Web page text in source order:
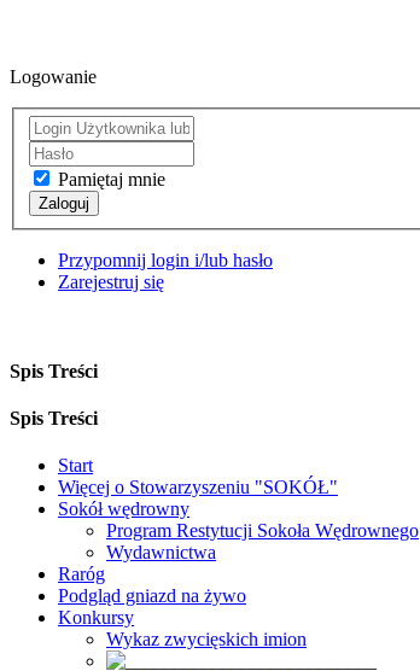
Logowanie
Pamiętaj mnie
Zaloguj
Przypomnij login i/lub hasło
Zarejestruj się
Spis Treści
Spis Treści
Start
Więcej o Stowarzyszeniu "SOKÓŁ"
Sokół wędrowny
Program Restytucji Sokoła Wędrownego
Wydawnictwa
Raróg
Podgląd gniazd na żywo
Konkursy
Wykaz zwycięskich imion